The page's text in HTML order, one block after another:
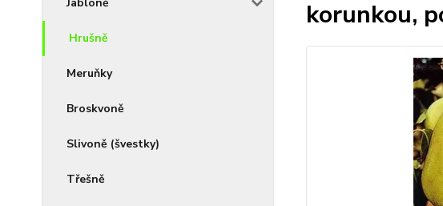
Hrušně
Meruňky
Broskvoně
Slivoně (švestky)
Třešně
korunkou,